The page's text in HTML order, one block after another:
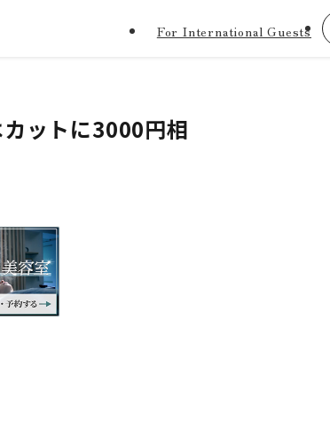
For International Guests
ットに3000円相